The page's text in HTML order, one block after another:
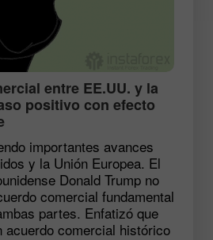
entre EE.UU. y la
positivo con efecto
importantes avances
y la Unión Europea. El
Donald Trump no
comercial fundamental
partes. Enfatizó que
acuerdo comercial histórico